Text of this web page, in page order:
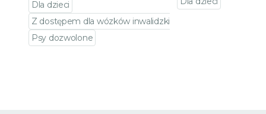
Dla dzieci
Z dostępem dla wózków inwalidzkich
Psy dozwolone